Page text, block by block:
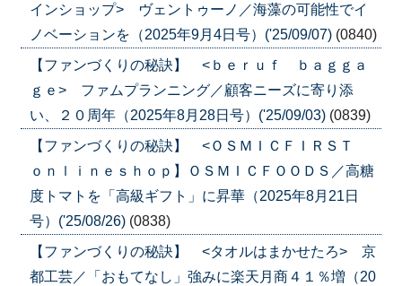
インショップ> ヴェントゥーノ／海藻の可能性でイ
ノベーションを（2025年9月4日号）('25/09/07) (0840)
【ファンづくりの秘訣】 <ｂｅｒｕｆ ｂａｇｇａ
ｇｅ> ファムプランニング／顧客ニーズに寄り添
い、２０周年（2025年8月28日号）('25/09/03) (0839)
【ファンづくりの秘訣】 <ＯＳＭＩＣＦＩＲＳＴ
ｏｎｌｉｎｅｓｈｏｐ】ＯＳＭＩＣＦＯＯＤＳ／高糖
度トマトを「高級ギフト」に昇華（2025年8月21日
号）('25/08/26) (0838)
【ファンづくりの秘訣】 <タオルはまかせたろ> 京
都工芸／「おもてなし」強みに楽天月商４１％増（20